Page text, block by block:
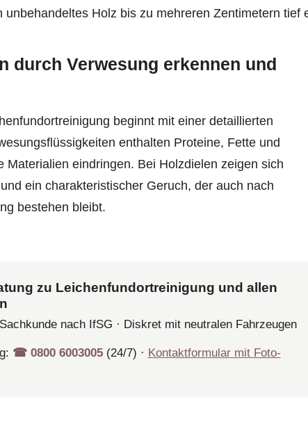
unbehandeltes Holz bis zu mehreren Zentimetern tief
durch Verwesung erkennen und
beginnt mit einer detaillierten
enthalten Proteine, Fette und
Materialien eindringen. Bei Holzdielen zeigen sich
ein charakteristischer Geruch, der auch nach
bestehen bleibt.
zu Leichenfundortreinigung und allen
nach IfSG · Diskret mit neutralen Fahrzeugen
☎︎ 0800 6003005(24/7) · Kontaktformular mit Foto-